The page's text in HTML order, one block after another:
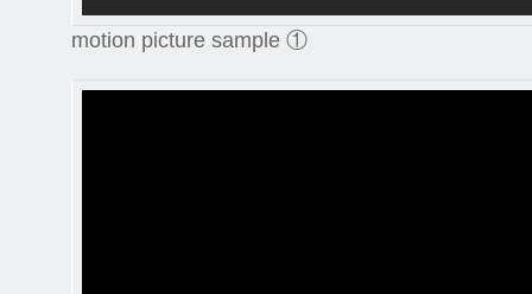
motion picture sample ①